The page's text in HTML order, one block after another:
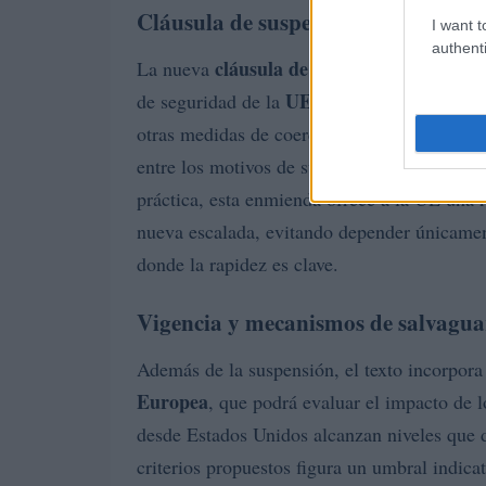
I want
Cláusula de suspensión automática
La nueva cláusula de suspensión
de seguridad de la UE
otras medidas de coerción comercial.
entre los motivos de suspensión las
práctica, esta enmienda ofrece a la UE
nueva escalada, evitando depender
donde la rapidez es clave.
Vigencia y mecanismos de
Además de la suspensión, el texto
Europea, que podrá evaluar el impacto de
desde Estados Unidos alcanzan niveles
criterios propuestos figura un umbral